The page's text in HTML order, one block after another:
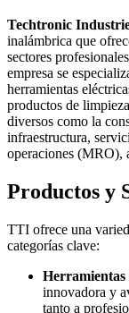
Techtronic
inalámbrica que
sectores
empresa se
herramientas
productos de
diversos como la
infraestructura,
operaciones (MRO),
Productos y
TTI ofrece una
categorías clave:
Herramientas
innovadora y
tanto a